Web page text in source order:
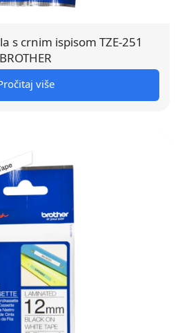
s crnim ispisom TZE-251
BROTHER
više